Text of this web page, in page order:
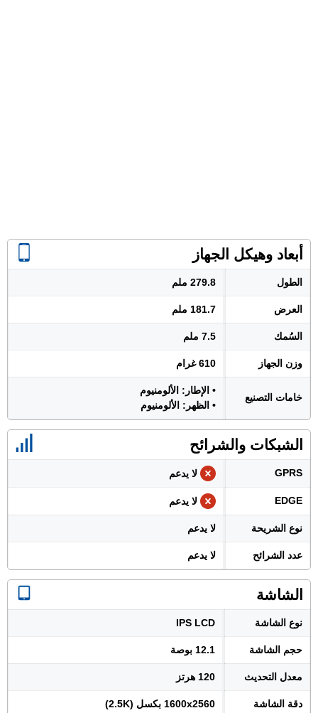
أبعاد وهيكل الجهاز
الطول 279.8 ملم
العرض 181.7 ملم
السُمك 7.5 ملم
وزن الجهاز 610 غرام
خامات التصنيع
• الإطار: الألومنيوم
• الظهر: الألومنيوم
الشبكات والشرائح
GPRS لا يدعم
EDGE لا يدعم
نوع الشريحة لا يدعم
عدد الشرائح لا يدعم
الشاشة
نوع الشاشة IPS LCD
حجم الشاشة 12.1 بوصة
معدل التحديث 120 هرتز
دقة الشاشة 1600x2560 بكسل (2.5K)